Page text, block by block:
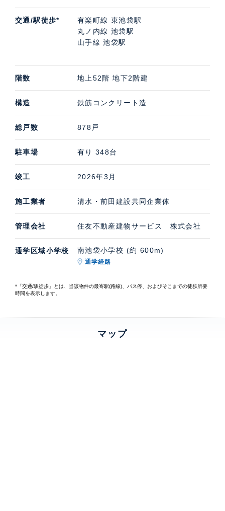
交通/駅徒歩*
有楽町線 東池袋駅
丸ノ内線 池袋駅
山手線 池袋駅
階数 地上52階 地下2階建
構造 鉄筋コンクリート造
総戸数 878戸
駐車場 有り 348台
竣工 2026年3月
施工業者 清水・前田建設共同企業体
管理会社 住友不動産建物サービス 株式会社
通学区域小学校 南池袋小学校 (約 600m)
通学経路
*「交通/駅徒歩」とは、当該物件の最寄駅(路線)、バス停、およびそこまでの徒歩所要
時間を表示します。
マップ